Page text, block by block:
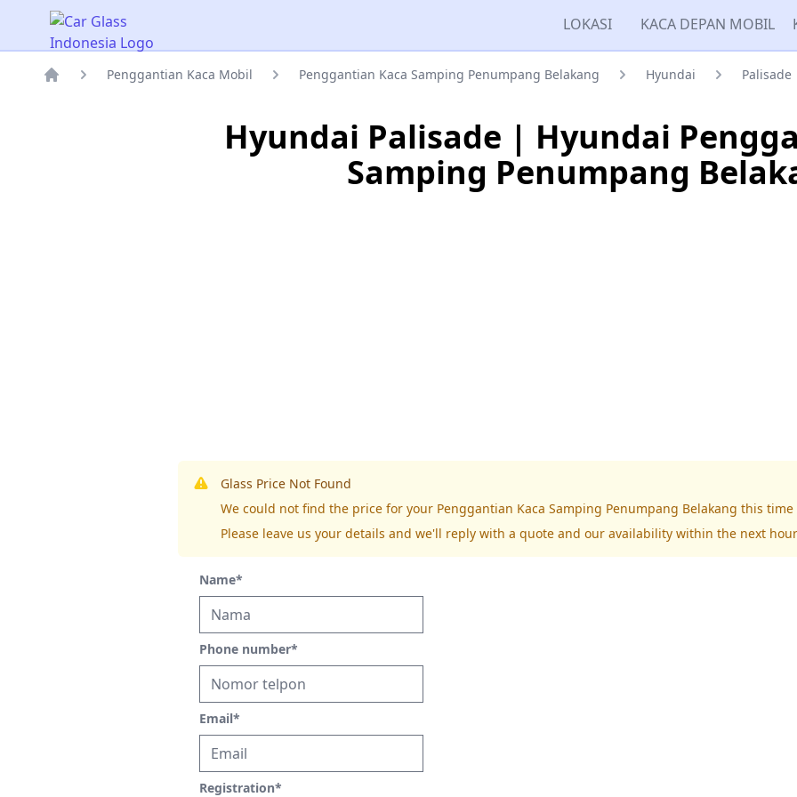
Car Glass Indonesia LOKASI KACA DEPAN MOBIL
Penggantian Kaca Mobil Penggantian Kaca Samping Penumpang Belakang Hyundai Palisade
Hyundai Palisade | Hyundai
Samping Penumpang
Glass Price Not Found
We could not find the price for your Penggantian Kaca Samping Penumpang Belakang this
Please leave us your details and we'll reply with a quote and our availability within the next
Name*
Phone number*
Email*
Registration*